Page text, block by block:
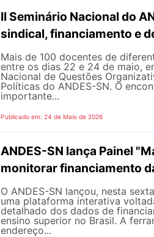
II Seminário Nacional do
sindical, financiamento e
Mais de 100 docentes de
entre os dias 22 e 24 de maio,
Nacional de Questões
Políticas do ANDES-SN. O
importante...
Publicado em: 24 de Maio de 2026
ANDES-SN lança Painel
monitorar financiamento
O ANDES-SN lançou, nesta
uma plataforma interativa
detalhado dos dados de
ensino superior no Brasil. A
endereço...